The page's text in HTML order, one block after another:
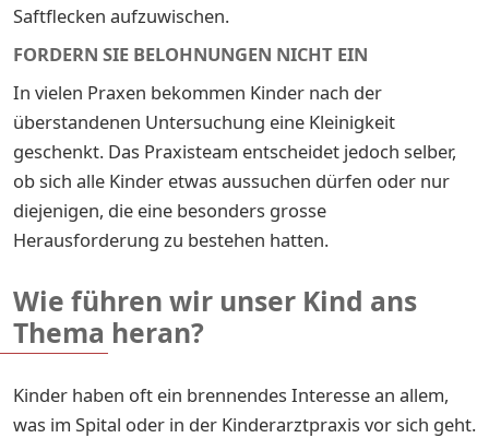
Saftflecken aufzuwischen.
FORDERN SIE BELOHNUNGEN NICHT EIN
In vielen Praxen bekommen Kinder nach der
überstandenen Untersuchung eine Kleinigkeit
geschenkt. Das Praxisteam entscheidet jedoch selber,
ob sich alle Kinder etwas aussuchen dürfen oder nur
diejenigen, die eine besonders grosse
Herausforderung zu bestehen hatten.
Wie führen wir unser Kind ans
Thema heran?
Kinder haben oft ein brennendes Interesse an allem,
was im Spital oder in der Kinderarztpraxis vor sich geht.